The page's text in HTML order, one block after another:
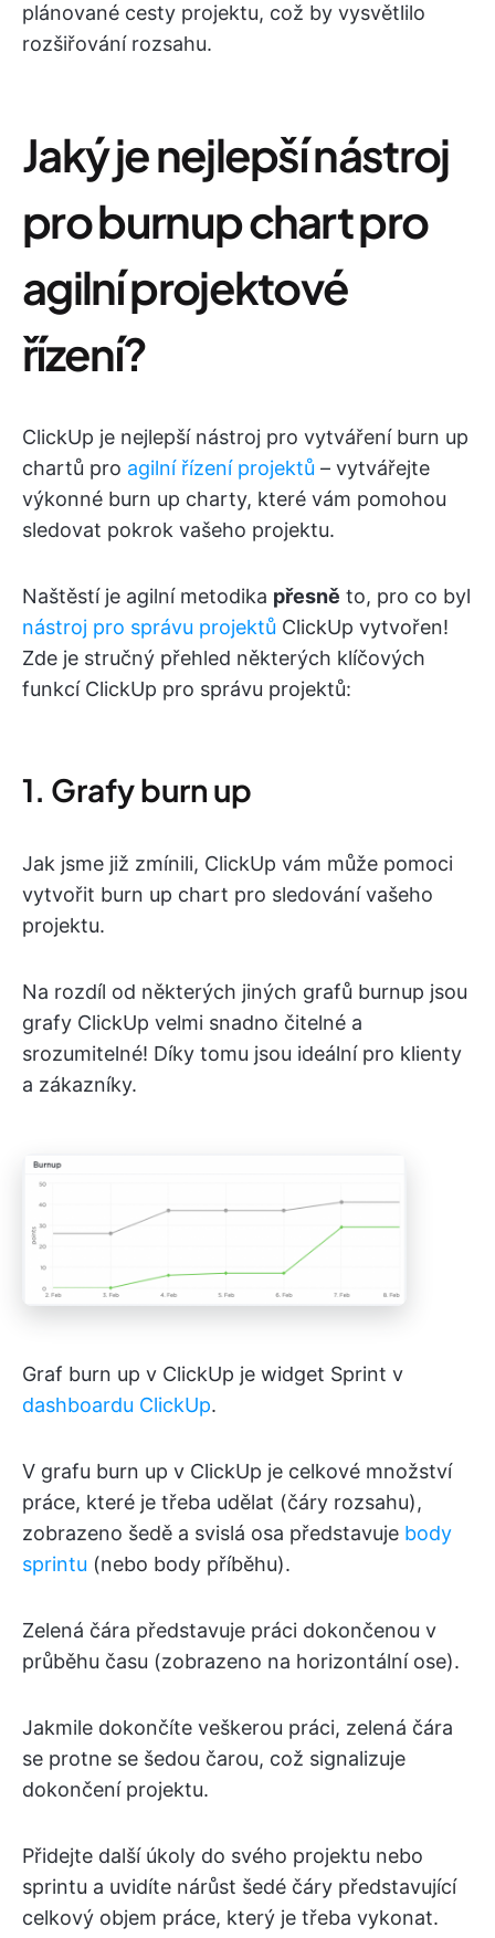
plánované cesty projektu, což by vysvětlilo
rozšiřování rozsahu.
Jaký je nejlepší nástroj
pro burnup chart pro
agilní projektové
řízení?
ClickUp je nejlepší nástroj pro vytváření burn up
chartů pro agilní řízení projektů – vytvářejte
výkonné burn up charty, které vám pomohou
sledovat pokrok vašeho projektu.
Naštěstí je agilní metodika přesně to, pro co byl
nástroj pro správu projektů ClickUp vytvořen!
Zde je stručný přehled některých klíčových
funkcí ClickUp pro správu projektů:
1. Grafy burn up
Jak jsme již zmínili, ClickUp vám může pomoci
vytvořit burn up chart pro sledování vašeho
projektu.
Na rozdíl od některých jiných grafů burnup jsou
grafy ClickUp velmi snadno čitelné a
srozumitelné! Díky tomu jsou ideální pro klienty
a zákazníky.
Graf burn up v ClickUp je widget Sprint v
dashboardu ClickUp.
V grafu burn up v ClickUp je celkové množství
práce, které je třeba udělat (čáry rozsahu),
zobrazeno šedě a svislá osa představuje body
sprintu (nebo body příběhu).
Zelená čára představuje práci dokončenou v
průběhu času (zobrazeno na horizontální ose).
Jakmile dokončíte veškerou práci, zelená čára
se protne se šedou čarou, což signalizuje
dokončení projektu.
Přidejte další úkoly do svého projektu nebo
sprintu a uvidíte nárůst šedé čáry představující
celkový objem práce, který je třeba vykonat.